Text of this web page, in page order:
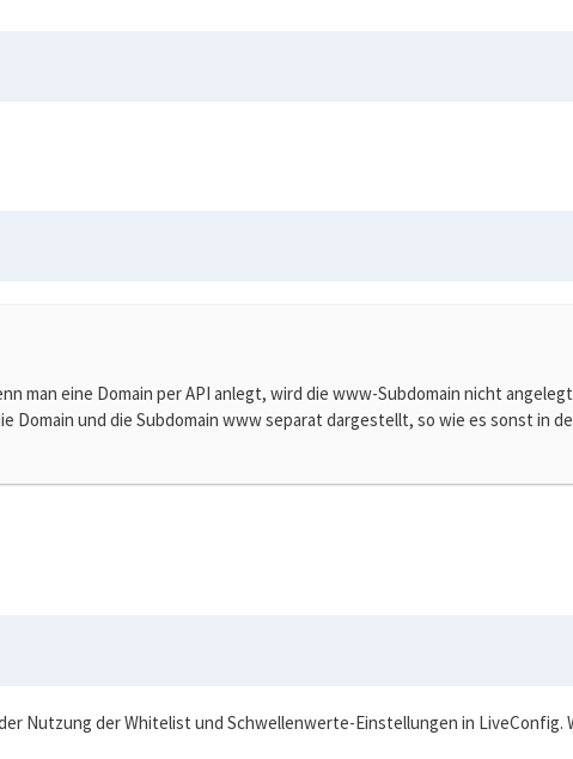
man eine Domain per API anlegt, wird die www-Subdomain nicht
Domain und die Subdomain www separat dargestellt, so wie es sonst in
Nutzung der Whitelist und Schwellenwerte-Einstellungen in LiveConfig.